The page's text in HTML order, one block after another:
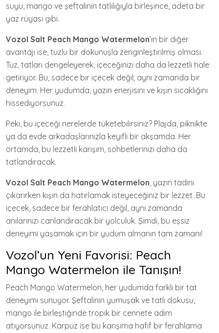
suyu, mango ve şeftalinin tatlılığıyla birleşince, adeta bir
yaz rüyası gibi.
Vozol Salt Peach Mango Watermelon’ın bir diğer
avantajı ise, tuzlu bir dokunuşla zenginleştirilmiş olması.
Tuz, tatları dengeleyerek, içeceğinizi daha da lezzetli hale
getiriyor. Bu, sadece bir içecek değil; aynı zamanda bir
deneyim. Her yudumda, yazın enerjisini ve kışın sıcaklığını
hissediyorsunuz.
Peki, bu içeceği nerelerde tüketebilirsiniz? Plajda, piknikte
ya da evde arkadaşlarınızla keyifli bir akşamda. Her
ortamda, bu lezzetli karışım, sohbetlerinizi daha da
tatlandıracak.
Vozol Salt Peach Mango Watermelon, yazın tadını
çıkarırken kışın da hatırlamak isteyeceğiniz bir lezzet. Bu
içecek, sadece bir ferahlatıcı değil, aynı zamanda
anılarınızı canlandıracak bir yolculuk. Şimdi, bu eşsiz
deneyimi yaşamak için bir yudum almanın tam zamanı!
Vozol’un Yeni Favorisi: Peach
Mango Watermelon ile Tanışın!
Peach Mango Watermelon, her yudumda farklı bir tat
deneyimi sunuyor. Şeftalinin yumuşak ve tatlı dokusu,
mango ile birleştiğinde tropik bir cennete adım
atıyorsunuz. Karpuz ise bu karışıma hafif bir ferahlama